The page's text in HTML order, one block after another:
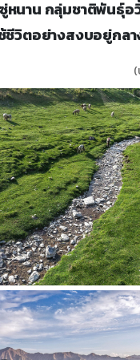
นาน กลุ่มชาติพันธุ์อ
ชีวิตอย่างสงบอยู่กล